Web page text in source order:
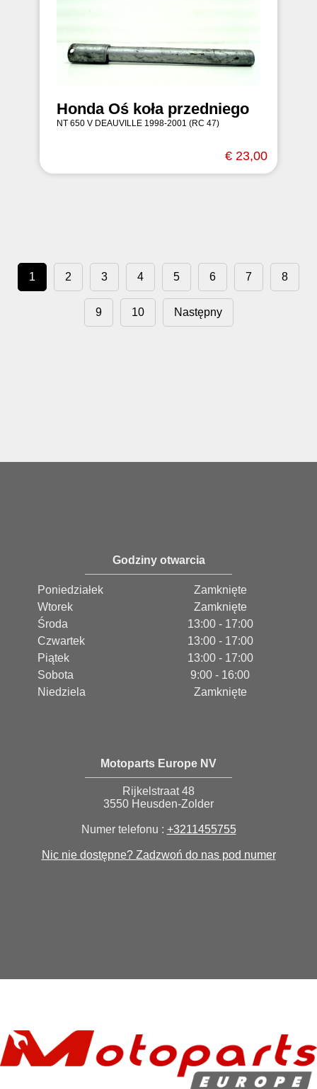
Honda Oś koła przedniego
NT 650 V DEAUVILLE 1998-2001 (RC 47)
€ 23,00
1 2 3 4 5 6 7 8
9 10 Następny
Godziny otwarcia
Poniedziałek
Zamknięte
Wtorek
Zamknięte
Środa
13:00 - 17:00
Czwartek
13:00 - 17:00
Piątek
13:00 - 17:00
Sobota
9:00 - 16:00
Niedziela
Zamknięte
Motoparts Europe NV
Rijkelstraat 48
3550 Heusden-Zolder
Numer telefonu : +3211455755
Nic nie dostępne? Zadzwoń do nas pod numer